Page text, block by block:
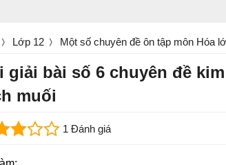
Lớp 12 Một số chuyên đề ôn tập môn Hóa
giải bài số 6 chuyên đề
muối
1 Đánh giá